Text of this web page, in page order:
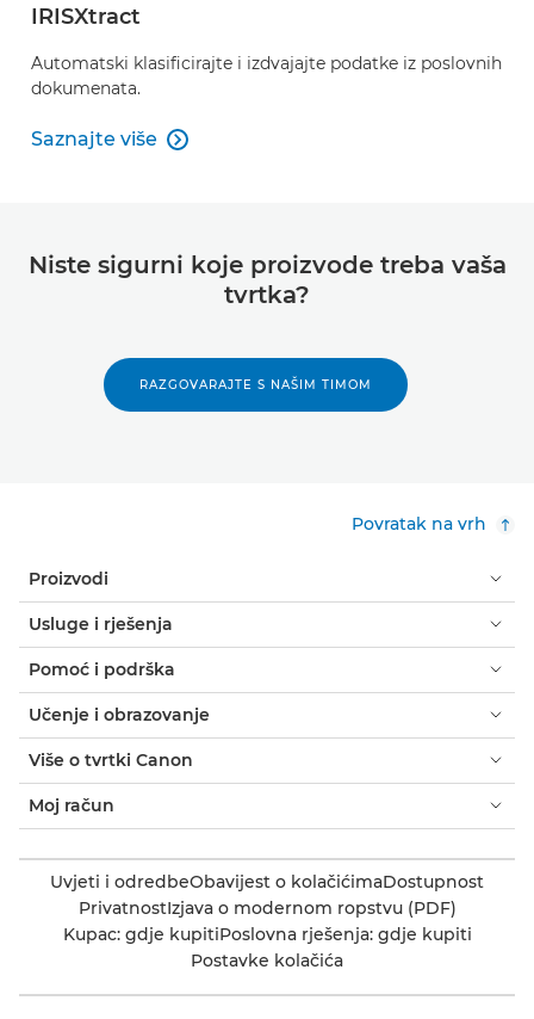
IRISXtract
Automatski klasificirajte i izdvajajte podatke iz poslovnih
dokumenata.
Saznajte više
Saznajte više

Niste sigurni koje proizvode treba vaša
tvrtka?
RAZGOVARAJTE S NAŠIM TIMOM
Povratak na vrh
Proizvodi
Usluge i rješenja
Pomoć i podrška
Učenje i obrazovanje
Više o tvrtki Canon
Moj račun
Uvjeti i odredbeObavijest o kolačićimaDostupnost
PrivatnostIzjava o modernom ropstvu (PDF)
Kupac: gdje kupitiPoslovna rješenja: gdje kupiti
Postavke kolačića